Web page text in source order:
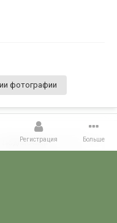
фотографии
Подписчики 0
Регистрация Больше